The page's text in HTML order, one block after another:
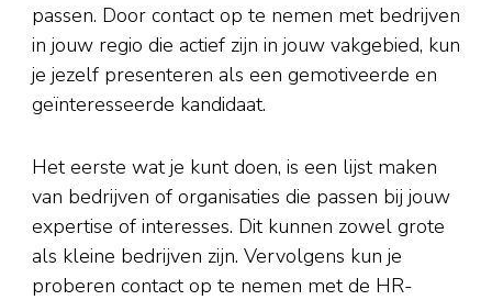
passen. Door contact op te nemen met bedrijven
in jouw regio die actief zijn in jouw vakgebied, kun
je jezelf presenteren als een gemotiveerde en
geïnteresseerde kandidaat.
Het eerste wat je kunt doen, is een lijst maken
van bedrijven of organisaties die passen bij jouw
expertise of interesses. Dit kunnen zowel grote
als kleine bedrijven zijn. Vervolgens kun je
proberen contact op te nemen met de HR-